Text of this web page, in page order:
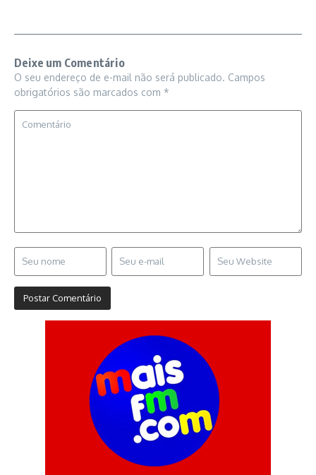
Deixe um Comentário
O seu endereço de e-mail não será publicado. Campos
obrigatórios são marcados com *